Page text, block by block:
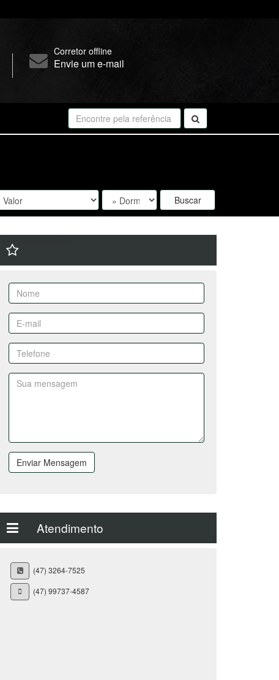
Corretor offline
Envie um e-mail
Buscar
Ficou interessado?
Enviar Mensagem
Atendimento
(47) 3264-7525
(47) 99737-4587